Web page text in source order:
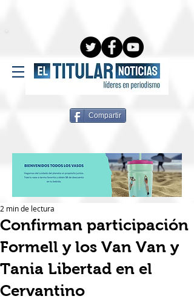
Compartir
Confirman participación
Formell y los Van Van y
Tania Libertad en el
Cervantino
2 min de lectura